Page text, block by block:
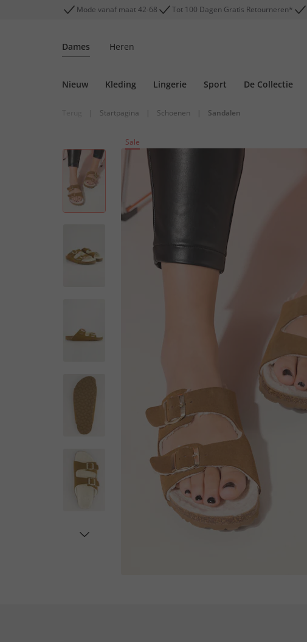
Mode vanaf maat 42-68 Tot 100 Dagen Gratis Retourneren*
Dames Heren
Nieuw Kleding Lingerie Sport De Collectie
| Startpagina | Schoenen | Sandalen
Sale